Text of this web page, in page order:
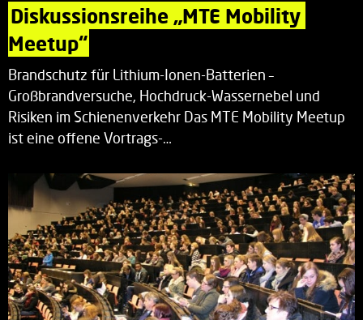
Diskussionsreihe „MTE Mobility
Meetup“
Brandschutz für Lithium-Ionen-Batterien –
Großbrandversuche, Hochdruck-Wassernebel und
Risiken im Schienenverkehr Das MTE Mobility Meetup
ist eine offene Vortrags-…